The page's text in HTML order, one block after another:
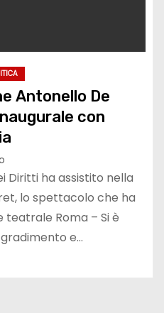
Antonello De
con
Diritti ha assistito nella
lo spettacolo che ha
Roma – Si è
e…